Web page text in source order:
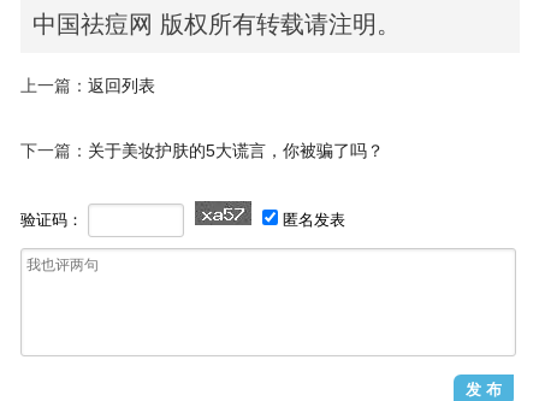
中国祛痘网 版权所有转载请注明。
上一篇： 返回列表
下一篇： 关于美妆护肤的5大谎言，你被骗了吗？
验证码： 匿名发表